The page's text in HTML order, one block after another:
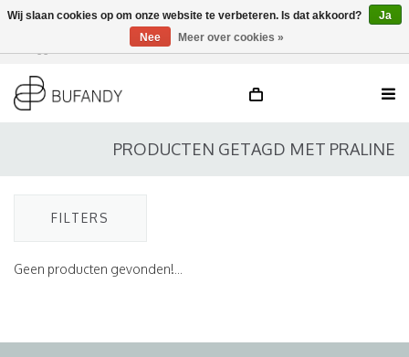
DE / EN
PRODUCTEN GETAGD MET PRALINE
FILTERS
Geen producten gevonden!...
Wij slaan cookies op om onze website te verbeteren. Is dat akkoord?
Ja
Nee
Meer over cookies »